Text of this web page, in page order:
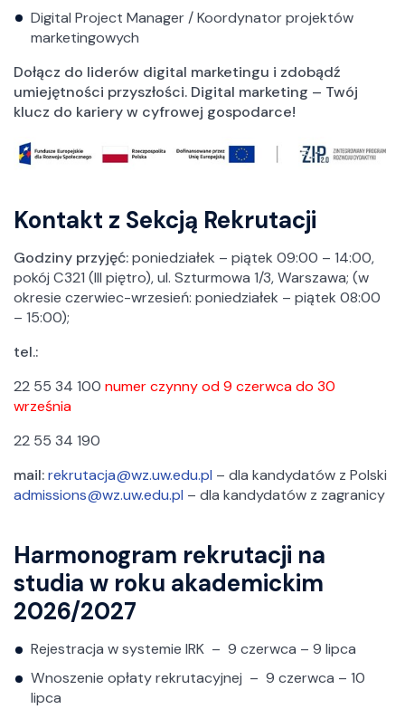
Digital Project Manager / Koordynator projektów
marketingowych
Dołącz do liderów digital marketingu i zdobądź
umiejętności przyszłości. Digital marketing – Twój
klucz do kariery w cyfrowej gospodarce!
Kontakt z Sekcją Rekrutacji
Godziny przyjęć:poniedziałek – piątek 09:00 – 14:00,
pokój C321 (III piętro), ul. Szturmowa 1/3, Warszawa; (w
okresie czerwiec-wrzesień: poniedziałek – piątek 08:00
– 15:00);
tel.:
22 55 34 100 numer czynny od 9 czerwca do 30
września
22 55 34 190
mail:rekrutacja@wz.uw.edu.pl – dla kandydatów z Polski
admissions@wz.uw.edu.pl – dla kandydatów z zagranicy
Harmonogram rekrutacji na
studia w roku akademickim
2026/2027
Rejestracja w systemie IRK – 9 czerwca – 9 lipca
Wnoszenie opłaty rekrutacyjnej – 9 czerwca – 10
lipca